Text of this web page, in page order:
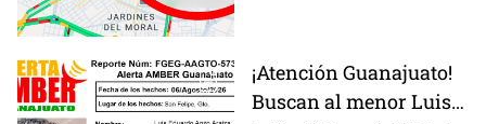
¡Atención Guanajuato!
Buscan al menor Luis